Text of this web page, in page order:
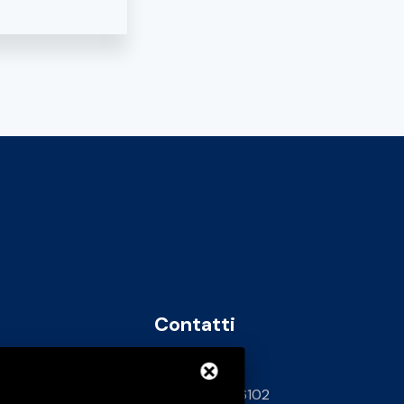
Contatti
info@bfspa.it
+39 0532 836102